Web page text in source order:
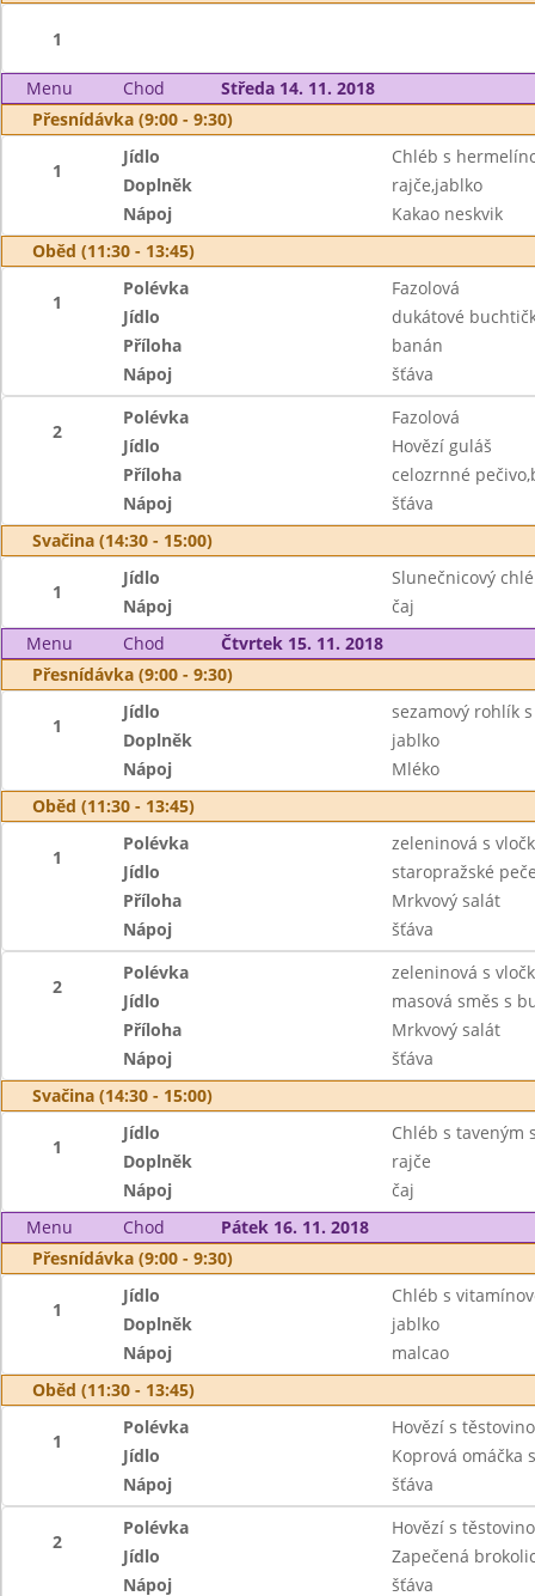
1
Menu Chod
Středa 14. 11. 2018
Přesnídávka (9:00 - 9:30)
1
Jídlo
Chléb s
Doplněk
rajče,jablko
Nápoj
Kakao neskvik
Oběd (11:30 - 13:45)
1
Polévka
Fazolová
Jídlo
dukátové
Příloha
banán
Nápoj
šťáva
2
Polévka
Fazolová
Jídlo
Hovězí guláš
Příloha
celozrnné
Nápoj
šťáva
Svačina (14:30 - 15:00)
1
Jídlo
Slunečnicový
Nápoj
čaj
Menu
Chod
Čtvrtek 15. 11. 2018
Přesnídávka (9:00 - 9:30)
1
Jídlo
sezamový rohlík
Doplněk
jablko
Nápoj
Mléko
Oběd (11:30 - 13:45)
1
Polévka
zeleninová s
Jídlo
staropražské
Příloha
Mrkvový salát
Nápoj
šťáva
2
Polévka
zeleninová s
Jídlo
masová směs s
Příloha
Mrkvový salát
Nápoj
šťáva
Svačina (14:30 - 15:00)
1
Jídlo
Chléb s taveným
Doplněk
rajče
Nápoj
čaj
Menu
Chod
Pátek 16. 11. 2018
Přesnídávka (9:00 - 9:30)
1
Jídlo
Chléb s
Doplněk
jablko
Nápoj
malcao
Oběd (11:30 - 13:45)
1
Polévka
Hovězí s
Jídlo
Koprová omáčka
Nápoj
šťáva
2
Polévka
Hovězí s
Jídlo
Zapečená
Nápoj
šťáva